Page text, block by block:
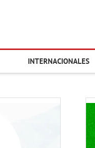
INTERNACIONALES